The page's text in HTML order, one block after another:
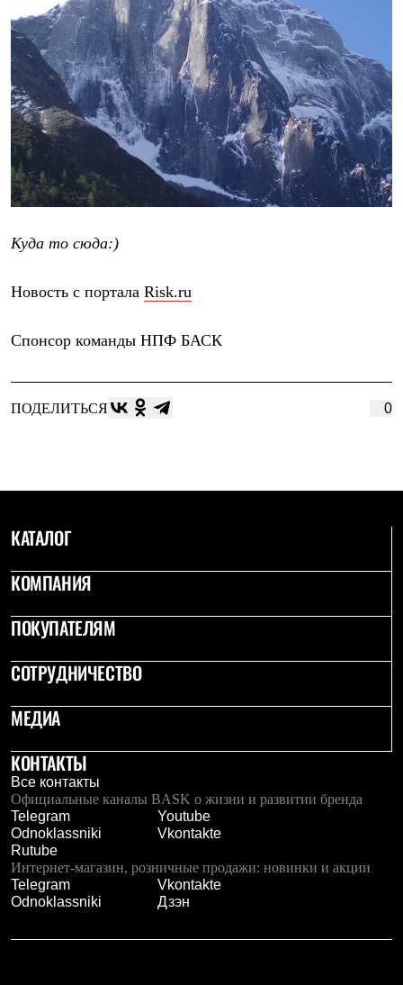
Куда то сюда:)
Новость с портала Risk.ru
Спонсор команды НПФ БАСК
ПОДЕЛИТЬСЯ 0
КАТАЛОГ
КОМПАНИЯ
ПОКУПАТЕЛЯМ
СОТРУДНИЧЕСТВО
МЕДИА
КОНТАКТЫ
Все контакты
Официальные каналы BASK о жизни и развитии бренда
Telegram
Youtube
Odnoklassniki
Vkontakte
Rutube
Интернет-магазин, розничные продажи: новинки и акции
Telegram
Vkontakte
Odnoklassniki
Дзэн